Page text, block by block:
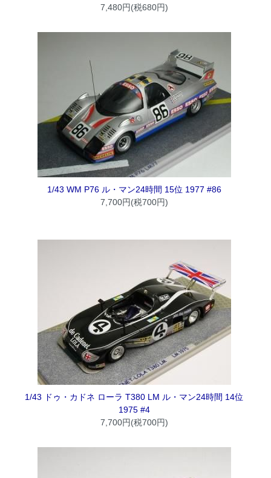
7,480円(税680円)
1/43 WM P76 ル・マン24時間 15位 1977 #86
7,700円(税700円)
1/43 ドゥ・カドネ ローラ T380 LM ル・マン24時間 14位
1975 #4
7,700円(税700円)